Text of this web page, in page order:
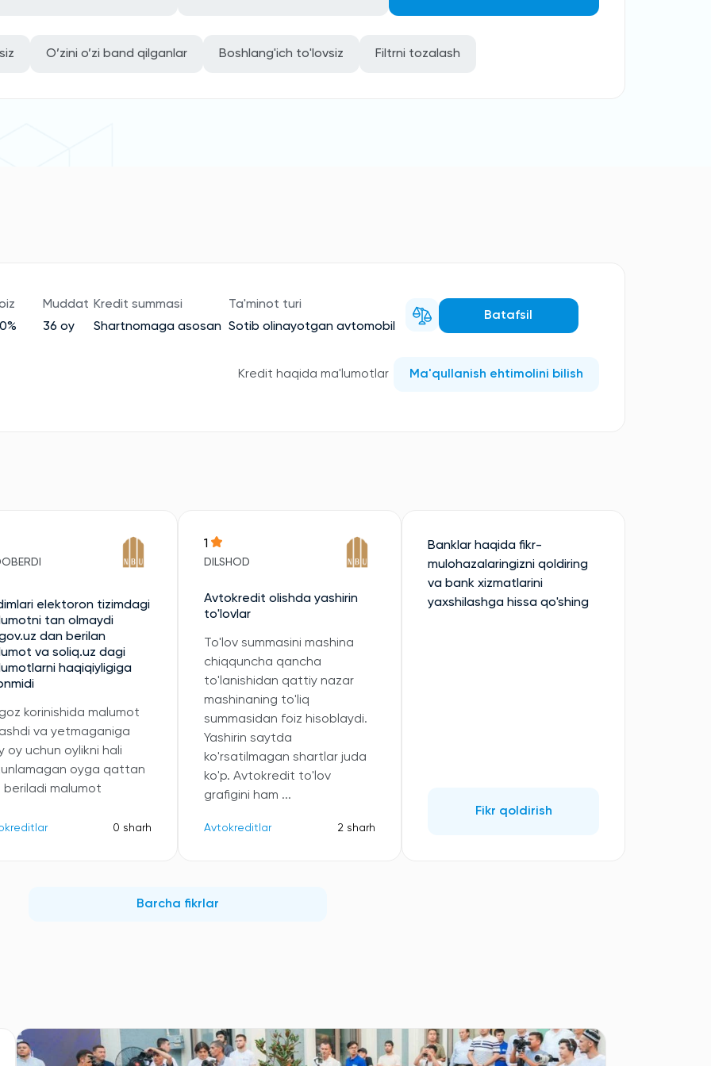
O’zini o’zi band qilganlar Boshlang'ich to'lovsiz Filtrni tozalash
Muddat
36 oy
Kredit summasi
Shartnomaga asosan
Ta'minot turi
Sotib olinayotgan avtomobil
Batafsil
Kredit haqida ma'lumotlar Ma'qullanish ehtimolini bilish
elektoron tizimdagi
tan olmaydi
dan berilan
va soliq.uz dagi
haqiqiyligiga
korinishida malumot
va yetmaganiga
oy uchun oylikni hali
oyga qattan
beriladi malumot
0 sharh
1
DILSHOD
Avtokredit olishda yashirin
to'lovlar
To'lov summasini mashina
chiqquncha qancha
to'lanishidan qattiy nazar
mashinaning to'liq
summasidan foiz hisoblaydi.
Yashirin saytda
ko'rsatilmagan shartlar juda
ko'p. Avtokredit to'lov
grafigini ham ...
Avtokreditlar 2 sharh
Banklar haqida fikr-
mulohazalaringizni qoldiring
va bank xizmatlarini
yaxshilashga hissa qo'shing
Fikr qoldirish
Barcha fikrlar